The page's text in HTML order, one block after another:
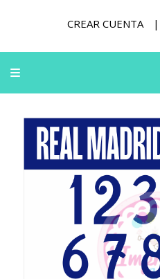
CREAR CUENTA